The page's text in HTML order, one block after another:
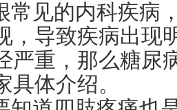
常见的内科疾病
，导致疾病出现
严重，那么糖尿
具体介绍。